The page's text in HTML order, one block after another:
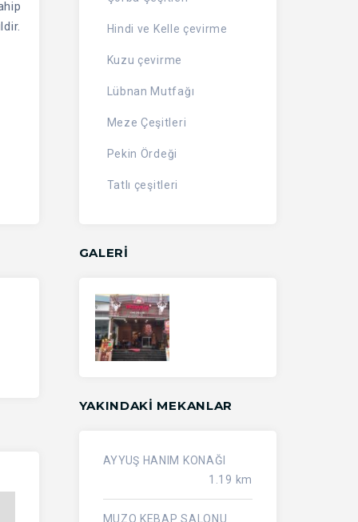
Hindi ve Kelle çevirme
Kuzu çevirme
Lübnan Mutfağı
Meze Çeşitleri
Pekin Ördeği
Tatlı çeşitleri
GALERİ
YAKINDAKI MEKANLAR
AYYUŞ HANIM KONAĞI
1.19 km
MUZO KEBAP SALONU